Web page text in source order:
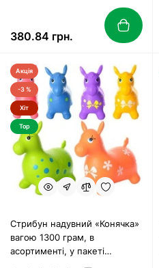
380.84 грн.
Акція
-3 %
Хіт
Top
Стрибун надувний «Конячка»
вагою 1300 грам, в
асортименті, у пакеті